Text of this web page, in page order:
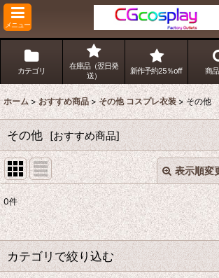
メニュー
カテゴリ
在庫品（翌日発
送）
新作予約25％off 商
ホーム > おすすめ商品 > その他 コスプレ衣装 > その他
その他 [おすすめ商品]
表示順変
表示数:
並び順:
0件
カテゴリで絞り込む